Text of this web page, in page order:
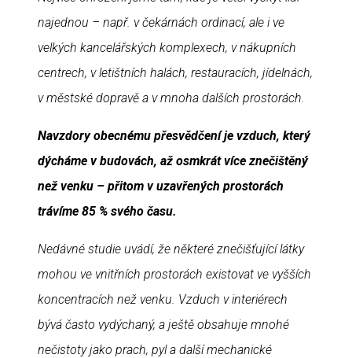
najednou – např. v čekárnách ordinací, ale i ve
velkých kancelářských komplexech, v nákupních
centrech, v letištních halách, restauracích, jídelnách,
v městské dopravě a v mnoha dalších prostorách.
Navzdory obecnému přesvědčení je vzduch, který
dýcháme v budovách, až osmkrát více znečištěný
než venku – přitom v uzavřených prostorách
trávíme 85 % svého času.
Nedávné studie uvádí, že některé znečišťující látky
mohou ve vnitřních prostorách existovat ve vyšších
koncentracích než venku. Vzduch v interiérech
bývá často vydýchaný, a ještě obsahuje mnohé
nečistoty jako prach, pyl a další mechanické